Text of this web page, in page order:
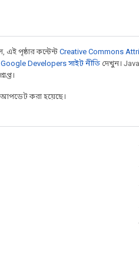
এই পৃষ্ঠার কন্টেন্ট Creative Commons
Google Developers সাইট নীতি দেখুন।
আপডেট করা হয়েছে।